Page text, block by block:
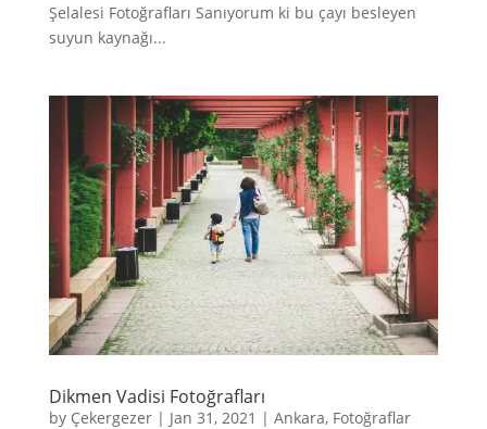
Şelalesi Fotoğrafları Sanıyorum ki bu çayı besleyen
suyun kaynağı...
Dikmen Vadisi Fotoğrafları
by Çekergezer| Jan 31, 2021 | Ankara, Fotoğraflar